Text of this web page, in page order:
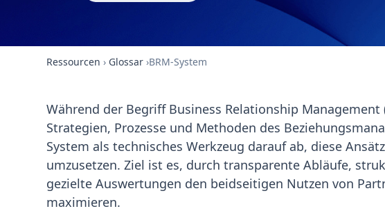
Ressourcen › Glossar ›BRM-System
Während der Begriff Business Relationship
Strategien, Prozesse und Methoden des
System als technisches Werkzeug darauf ab, diese
umzusetzen. Ziel ist es, durch transparente Abläufe,
gezielte Auswertungen den beidseitigen Nutzen von
maximieren.